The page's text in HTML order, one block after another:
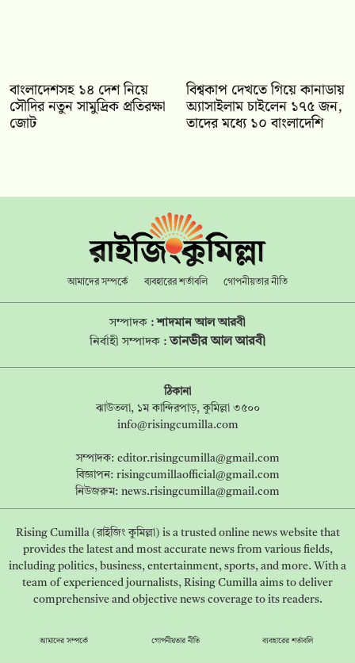
বাংলাদেশসহ ১৪ দেশ নিয়ে
সৌদির নতুন সামুদ্রিক প্রতিরক্ষা
জোট
বিশ্বকাপ দেখতে গিয়ে কানাডায়
অ্যাসাইলাম চাইলেন ১৭৫ জন,
তাদের মধ্যে ১০ বাংলাদেশি
আমাদের সম্পর্কে ব্যবহারের শর্তাবলি গোপনীয়তার নীতি
সম্পাদক :শাদমান আল আরবী
নির্বাহী সম্পাদক : তানভীর আল আরবী
ঠিকানা
ঝাউতলা, ১ম কান্দিরপাড়, কুমিল্লা ৩৫০০
info@risingcumilla.com
সম্পাদক: editor.risingcumilla@gmail.com
বিজ্ঞাপন: risingcumillaofficial@gmail.com
নিউজরুম: news.risingcumilla@gmail.com
Rising Cumilla (রাইজিং কুমিল্লা) is a trusted online news website that
provides the latest and most accurate news from various fields,
including politics, business, entertainment, sports, and more. With a
team of experienced journalists, Rising Cumilla aims to deliver
comprehensive and objective news coverage to its readers.
আমাদের সম্পর্কে গোপনীয়তার নীতি ব্যবহারের শর্তাবলি